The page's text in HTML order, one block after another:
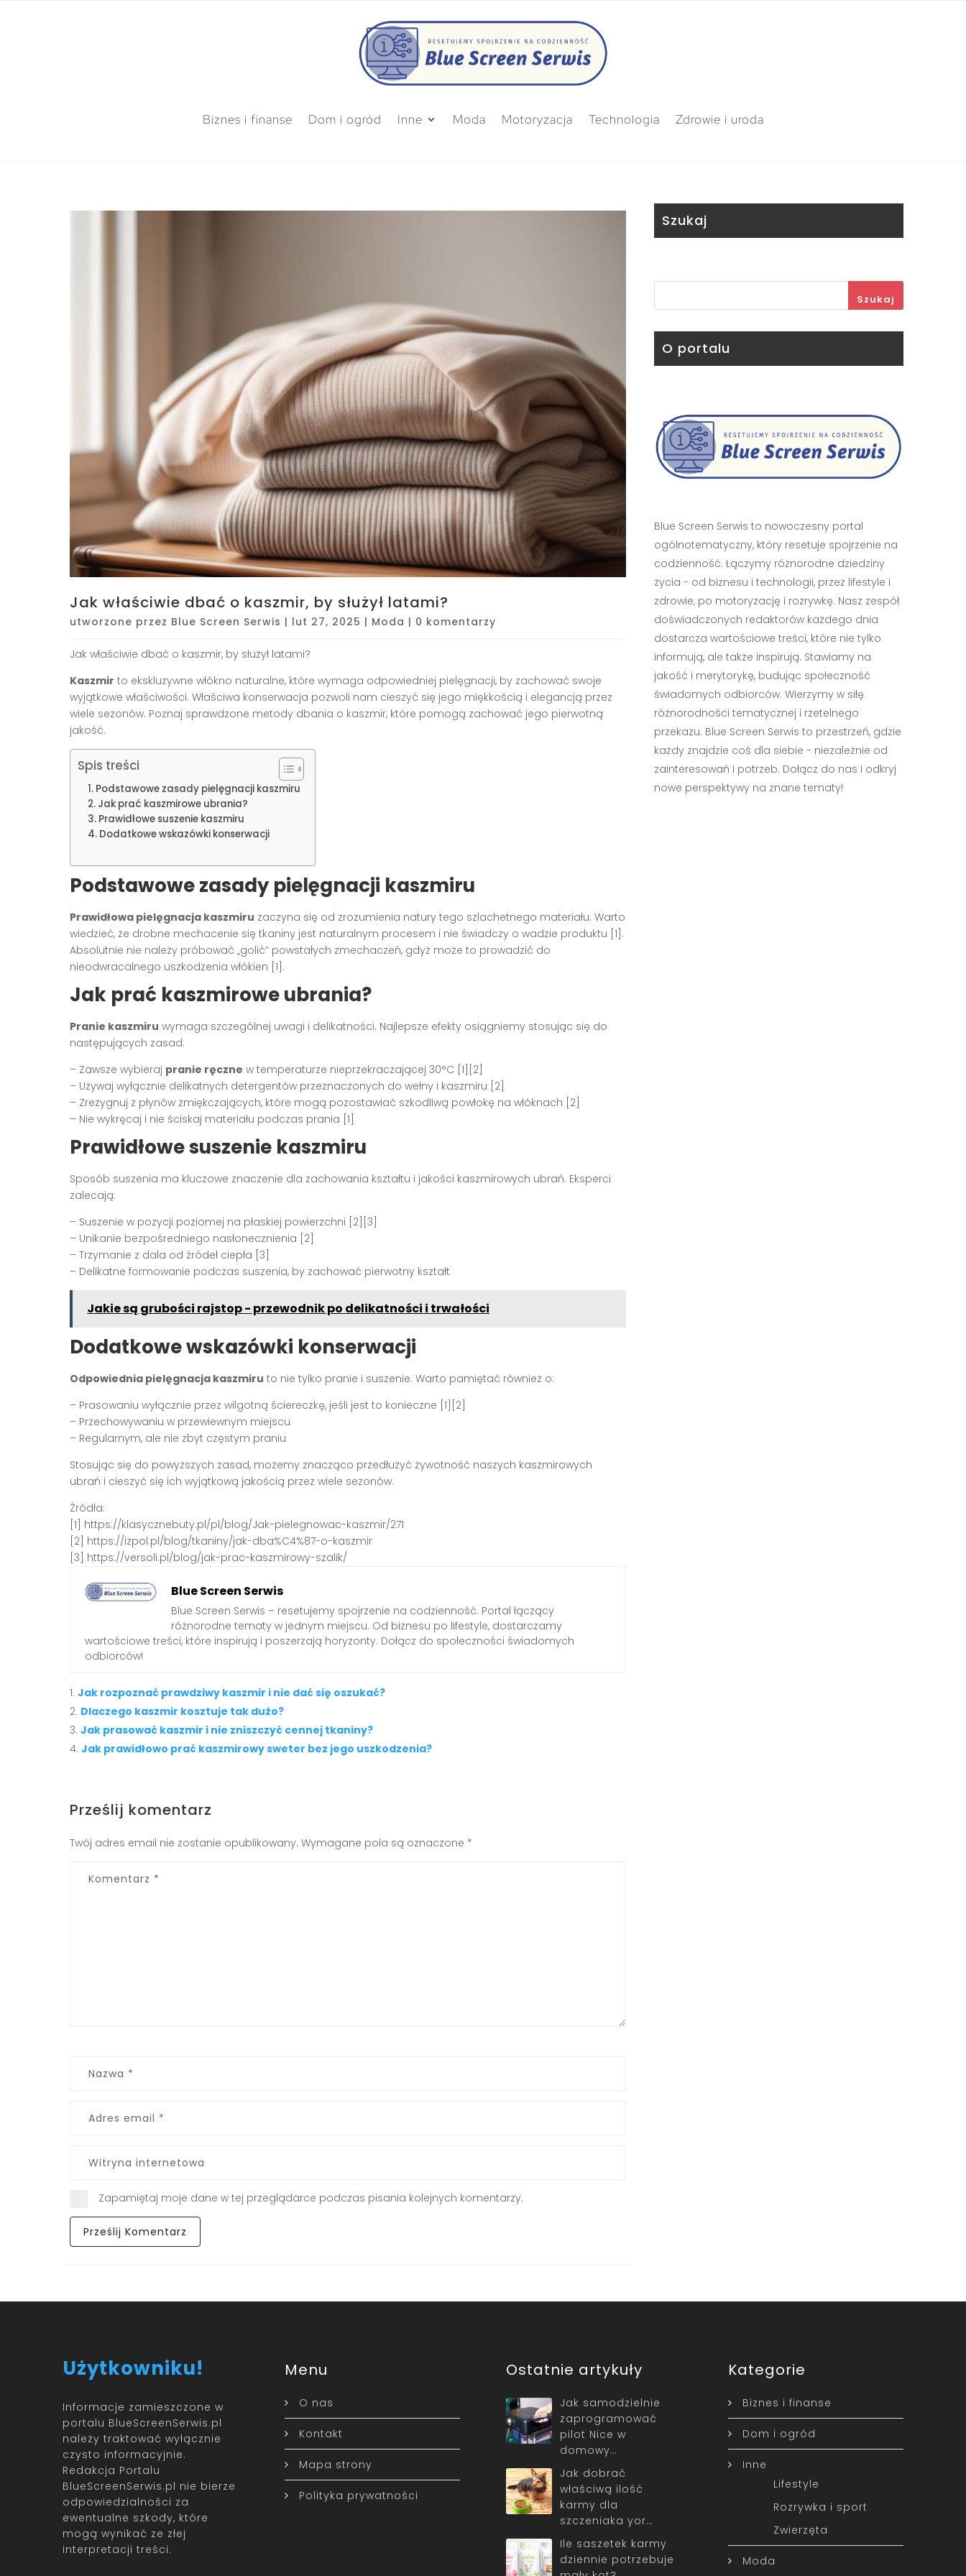
Biznes i finanse Dom i ogród Inne Moda Motoryzacja Technologia Zdrowie i uroda
Jak właściwie dbać o kaszmir, by służył latami?
utworzone przez Blue Screen Serwis | lut 27, 2025 | Moda | 0 komentarzy
Jak właściwie dbać o kaszmir, by służył latami?
Kaszmir to ekskluzywne włókno naturalne, które wymaga odpowiedniej pielęgnacji, by zachować swoje
wyjątkowe właściwości. Właściwa konserwacja pozwoli nam cieszyć się jego miękkością i elegancją przez
wiele sezonów. Poznaj sprawdzone metody dbania o kaszmir, które pomogą zachować jego pierwotną
jakość.
Spis treści
Podstawowe zasady pielęgnacji kaszmiru
Jak prać kaszmirowe ubrania?
Prawidłowe suszenie kaszmiru
Dodatkowe wskazówki konserwacji
Podstawowe zasady pielęgnacji kaszmiru
Prawidłowa pielęgnacja kaszmiru zaczyna się od zrozumienia natury tego szlachetnego materiału. Warto
wiedzieć, że drobne mechacenie się tkaniny jest naturalnym procesem i nie świadczy o wadzie produktu [1].
Absolutnie nie należy próbować „golić” powstałych zmechaczeń, gdyż może to prowadzić do
nieodwracalnego uszkodzenia włókien [1].
Jak prać kaszmirowe ubrania?
Pranie kaszmiru wymaga szczególnej uwagi i delikatności. Najlepsze efekty osiągniemy stosując się do
następujących zasad:
– Zawsze wybieraj pranie ręczne w temperaturze nieprzekraczającej 30°C [1][2]
– Używaj wyłącznie delikatnych detergentów przeznaczonych do wełny i kaszmiru [2]
– Zrezygnuj z płynów zmiękczających, które mogą pozostawiać szkodliwą powłokę na włóknach [2]
– Nie wykręcaj i nie ściskaj materiału podczas prania [1]
Prawidłowe suszenie kaszmiru
Sposób suszenia ma kluczowe znaczenie dla zachowania kształtu i jakości kaszmirowych ubrań. Eksperci
zalecają:
– Suszenie w pozycji poziomej na płaskiej powierzchni [2][3]
– Unikanie bezpośredniego nasłonecznienia [2]
– Trzymanie z dala od źródeł ciepła [3]
– Delikatne formowanie podczas suszenia, by zachować pierwotny kształt
Jakie są grubości rajstop - przewodnik po delikatności i trwałości
Dodatkowe wskazówki konserwacji
Odpowiednia pielęgnacja kaszmiru to nie tylko pranie i suszenie. Warto pamiętać również o:
– Prasowaniu wyłącznie przez wilgotną ściereczkę, jeśli jest to konieczne [1][2]
– Przechowywaniu w przewiewnym miejscu
– Regularnym, ale nie zbyt częstym praniu
Stosując się do powyższych zasad, możemy znacząco przedłużyć żywotność naszych kaszmirowych
ubrań i cieszyć się ich wyjątkową jakością przez wiele sezonów.
Źródła:
[1] https://klasycznebuty.pl/pl/blog/Jak-pielegnowac-kaszmir/271
[2] https://izpol.pl/blog/tkaniny/jak-dba%C4%87-o-kaszmir
[3] https://versoli.pl/blog/jak-prac-kaszmirowy-szalik/
Blue Screen Serwis
Blue Screen Serwis – resetujemy spojrzenie na codzienność. Portal łączący
różnorodne tematy w jednym miejscu. Od biznesu po lifestyle, dostarczamy
wartościowe treści, które inspirują i poszerzają horyzonty. Dołącz do społeczności świadomych
odbiorców!
Jak rozpoznać prawdziwy kaszmir i nie dać się oszukać?
Dlaczego kaszmir kosztuje tak dużo?
Jak prasować kaszmir i nie zniszczyć cennej tkaniny?
Jak prawidłowo prać kaszmirowy sweter bez jego uszkodzenia?
Prześlij komentarz
Twój adres email nie zostanie opublikowany. Wymagane pola są oznaczone *
Zapamiętaj moje dane w tej przeglądarce podczas pisania kolejnych komentarzy.
Szukaj
Szukaj
O portalu
Blue Screen Serwis to nowoczesny portal
ogólnotematyczny, który resetuje spojrzenie na
codzienność. Łączymy różnorodne dziedziny
życia - od biznesu i technologii, przez lifestyle i
zdrowie, po motoryzację i rozrywkę. Nasz zespół
doświadczonych redaktorów każdego dnia
dostarcza wartościowe treści, które nie tylko
informują, ale także inspirują. Stawiamy na
jakość i merytorykę, budując społeczność
świadomych odbiorców. Wierzymy w siłę
różnorodności tematycznej i rzetelnego
przekazu. Blue Screen Serwis to przestrzeń, gdzie
każdy znajdzie coś dla siebie - niezależnie od
zainteresowań i potrzeb. Dołącz do nas i odkryj
nowe perspektywy na znane tematy!
Użytkowniku!
Informacje zamieszczone w
portalu BlueScreenSerwis.pl
należy traktować wyłącznie
czysto informacyjnie.
Redakcja Portalu
BlueScreenSerwis.pl nie bierze
odpowiedzialności za
ewentualne szkody, które
mogą wynikać ze złej
interpretacji treści.
Menu
O nas
Kontakt
Mapa strony
Polityka prywatności
Ostatnie artykuły
Jak samodzielnie
zaprogramować
pilot Nice w
domowy…
Jak dobrać
właściwą ilość
karmy dla
szczeniaka yor…
Ile saszetek karmy
dziennie potrzebuje
Kategorie
Biznes i finanse
Dom i ogród
Inne
Lifestyle
Rozrywka i sport
Zwierzęta
Moda